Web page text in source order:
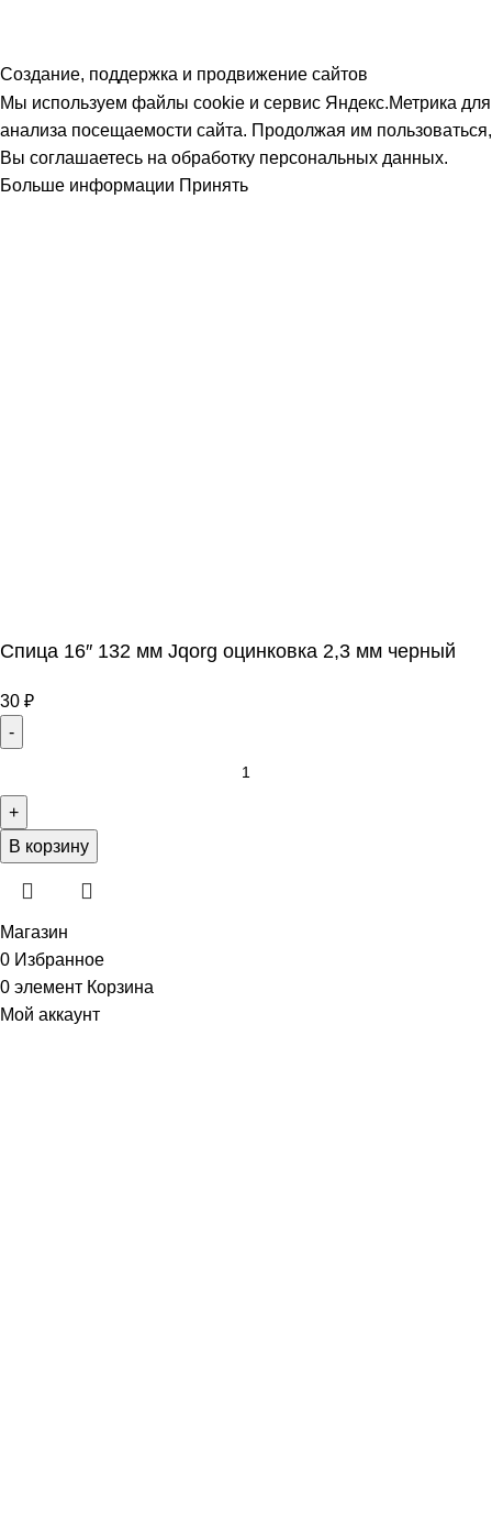
Создание, поддержка и продвижение сайтов
Мы используем файлы cookie и сервис Яндекс.Метрика для
анализа посещаемости сайта. Продолжая им пользоваться,
Вы соглашаетесь на обработку персональных данных.
Больше информации Принять
Спица 16″ 132 мм Jqorg оцинковка 2,3 мм черный
30 ₽
В корзину
Магазин
0 Избранное
0 элемент Корзина
Мой аккаунт